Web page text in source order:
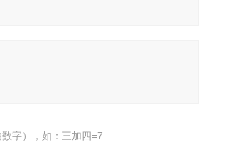
字），如：三加四=7